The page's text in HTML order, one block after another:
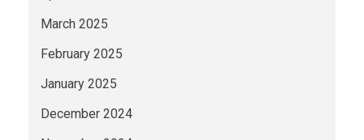
March 2025
February 2025
January 2025
December 2024